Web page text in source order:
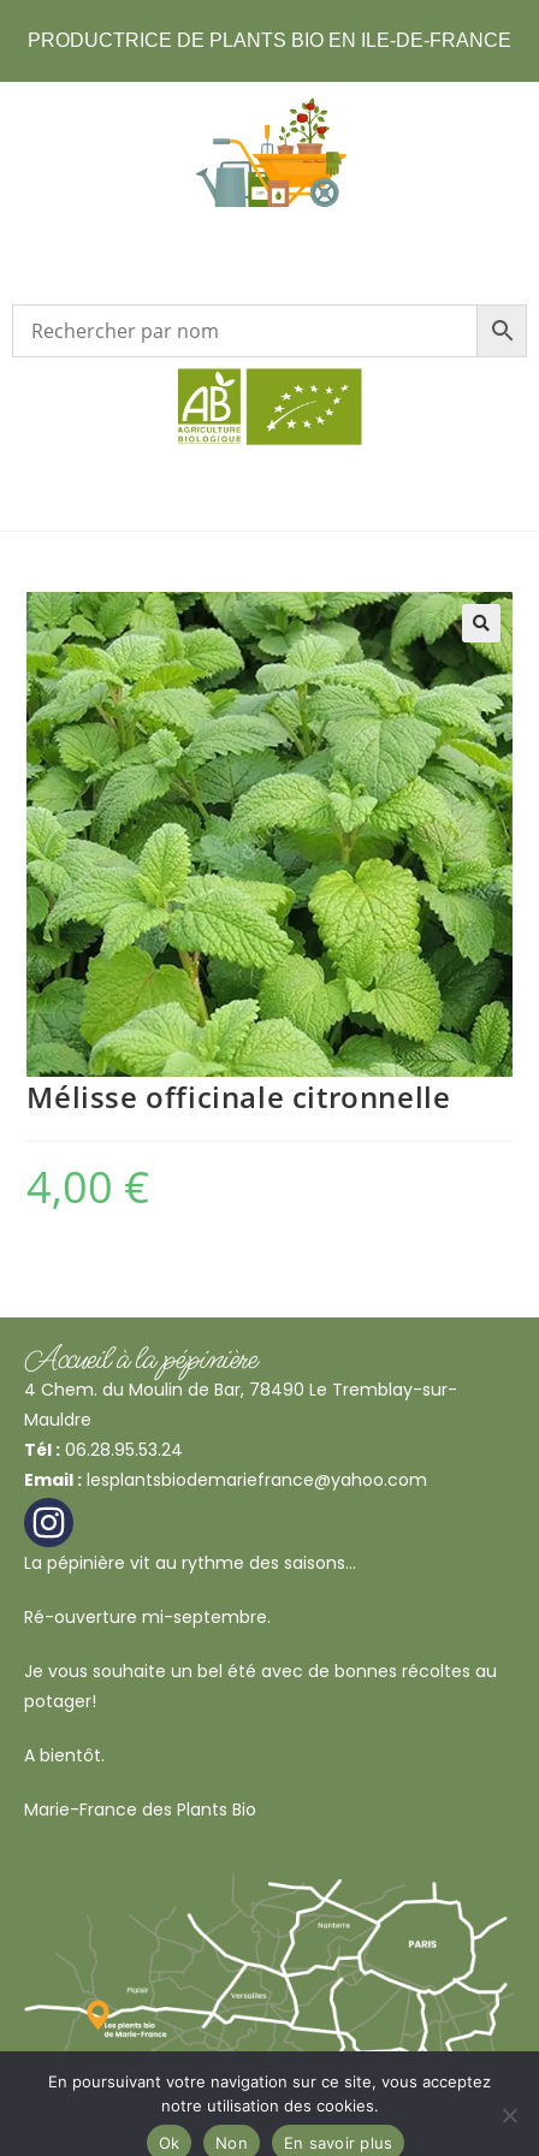
PRODUCTRICE DE PLANTS BIO EN ILE-DE-FRANCE​
Mélisse officinale citronnelle
4,00 €
Accueil à la pépinière
4 Chem. du Moulin de Bar, 78490 Le Tremblay-sur-
Mauldre
Tél : 06.28.95.53.24
Email : lesplantsbiodemariefrance@yahoo.com
La pépinière vit au rythme des saisons…
Ré-ouverture mi-septembre.
Je vous souhaite un bel été avec de bonnes récoltes au
potager!
A bientôt.
Marie-France des Plants Bio
Copyright Les plants bio de Marie-France 2026 - Web design
En poursuivant votre navigation sur ce site, vous acceptez
notre utilisation des cookies.
Ok
Non En savoir plus